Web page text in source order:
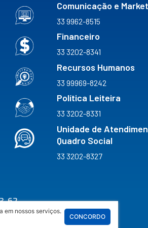
em nossos serviços.
CONCORDO
Comunicação e
33 9962-8515
Financeiro
33 3202-8341
Recursos Humanos
33 99969-8242
Política Leiteira
33 3202-8331
Unidade de
Quadro Social
33 3202-8327
62